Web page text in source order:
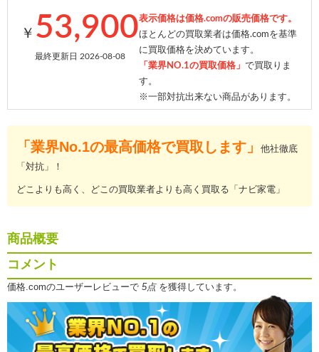
￥ 53,900
最終更新日 2026-08-08
表示価格は価格.comの販売価格です。
ほとんどの買取業者は価格.comを基準
に買取価格を決めています。
「業界NO.1の買取価格」 で買取りま
す。
※一部対抗出来ない商品があります。
「業界No.1の最高価格で買取します」
他社徹底
「対抗」！
どこよりも高く、どこの買取業者よりも高く買取る「ナビ家電」
商品概要
コメント
価格.comのユーザーレビューで 5点を獲得しています。